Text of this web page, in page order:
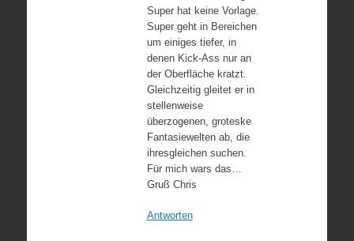
Super hat keine Vorlage.
Super geht in Bereichen
um einiges tiefer, in
denen Kick-Ass nur an
der Oberfläche kratzt.
Gleichzeitig gleitet er in
stellenweise
überzogenen, groteske
Fantasiewelten ab, die
ihresgleichen suchen.
Für mich wars das…
Gruß Chris
Antworten